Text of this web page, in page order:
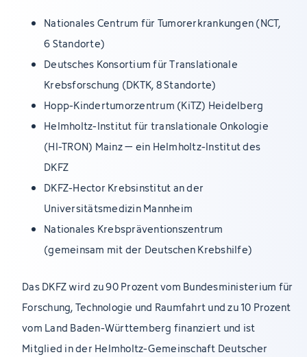
Nationales Centrum für Tumorerkrankungen (NCT,
6 Standorte)
Deutsches Konsortium für Translationale
Krebsforschung (DKTK, 8 Standorte)
Hopp-Kindertumorzentrum (KiTZ) Heidelberg
Helmholtz-Institut für translationale Onkologie
(HI-TRON) Mainz – ein Helmholtz-Institut des
DKFZ
DKFZ-Hector Krebsinstitut an der
Universitätsmedizin Mannheim
Nationales Krebspräventionszentrum
(gemeinsam mit der Deutschen Krebshilfe)
Das DKFZ wird zu 90 Prozent vom Bundesministerium für
Forschung, Technologie und Raumfahrt und zu 10 Prozent
vom Land Baden-Württemberg finanziert und ist
Mitglied in der Helmholtz-Gemeinschaft Deutscher